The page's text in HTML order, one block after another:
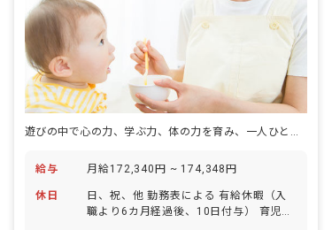
給与 月給172,340円 ~ 174,348円
休日
日、祝、他 勤務表による 有給休暇（入
職より6カ月経過後、10日付与） 育児休